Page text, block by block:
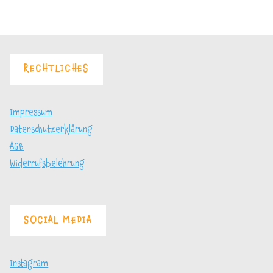
RECHTLICHES
Impressum
Datenschutzerklärung
AGB
Widerrufsbelehrung
SOCIAL MEDIA
Instagram